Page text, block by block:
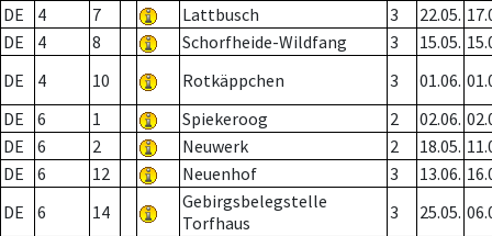
DE
4 7 Lattbusch 3 22.05.
DE
4 8 Schorfheide-Wildfang 3 15.05.
DE
4 10 Rotkäppchen 3 01.06.
DE
6 1 Spiekeroog 2 02.06.
DE
6 2 Neuwerk 2 18.05.
DE
6 12 Neuenhof 3 13.06.
DE
6 14
Gebirgsbelegstelle
Torfhaus
3 25.05.